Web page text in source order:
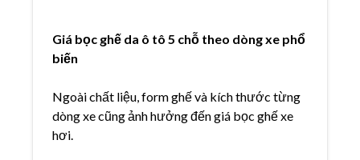
Giá bọc ghế da ô tô 5 chỗ theo dòng xe phổ
biến
Ngoài chất liệu, form ghế và kích thước từng
dòng xe cũng ảnh hưởng đến giá bọc ghế xe
hơi.